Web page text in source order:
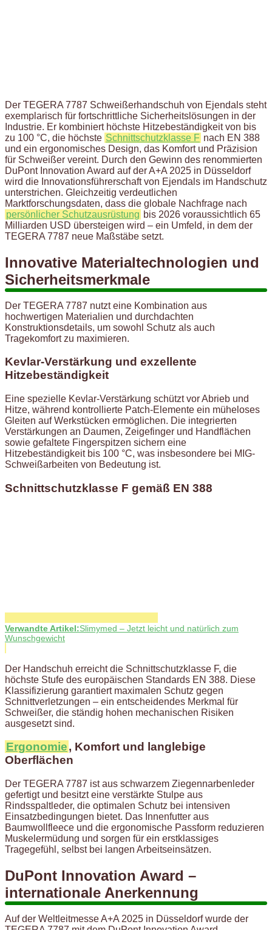
Der TEGERA 7787 Schweißerhandschuh von Ejendals steht
exemplarisch für fortschrittliche Sicherheitslösungen in der
Industrie. Er kombiniert höchste Hitzebeständigkeit von bis
zu 100 °C, die höchste Schnittschutzklasse F nach EN 388
und ein ergonomisches Design, das Komfort und Präzision
für Schweißer vereint. Durch den Gewinn des renommierten
DuPont Innovation Award auf der A+A 2025 in Düsseldorf
wird die Innovationsführerschaft von Ejendals im Handschutz
unterstrichen. Gleichzeitig verdeutlichen
Marktforschungsdaten, dass die globale Nachfrage nach
persönlicher Schutzausrüstung bis 2026 voraussichtlich 65
Milliarden USD übersteigen wird – ein Umfeld, in dem der
TEGERA 7787 neue Maßstäbe setzt.
Innovative Materialtechnologien und
Sicherheitsmerkmale
Der TEGERA 7787 nutzt eine Kombination aus
hochwertigen Materialien und durchdachten
Konstruktionsdetails, um sowohl Schutz als auch
Tragekomfort zu maximieren.
Kevlar-Verstärkung und exzellente
Hitzebeständigkeit
Eine spezielle Kevlar-Verstärkung schützt vor Abrieb und
Hitze, während kontrollierte Patch-Elemente ein müheloses
Gleiten auf Werkstücken ermöglichen. Die integrierten
Verstärkungen an Daumen, Zeigefinger und Handflächen
sowie gefaltete Fingerspitzen sichern eine
Hitzebeständigkeit bis 100 °C, was insbesondere bei MIG-
Schweißarbeiten von Bedeutung ist.
Schnittschutzklasse F gemäß EN 388
Verwandte Artikel:Slimymed – Jetzt leicht und natürlich zum
Wunschgewicht
Der Handschuh erreicht die Schnittschutzklasse F, die
höchste Stufe des europäischen Standards EN 388. Diese
Klassifizierung garantiert maximalen Schutz gegen
Schnittverletzungen – ein entscheidendes Merkmal für
Schweißer, die ständig hohen mechanischen Risiken
ausgesetzt sind.
Ergonomie, Komfort und langlebige
Oberflächen
Der TEGERA 7787 ist aus schwarzem Ziegennarbenleder
gefertigt und besitzt eine verstärkte Stulpe aus
Rindsspaltleder, die optimalen Schutz bei intensiven
Einsatzbedingungen bietet. Das Innenfutter aus
Baumwollfleece und die ergonomische Passform reduzieren
Muskelermüdung und sorgen für ein erstklassiges
Tragegefühl, selbst bei langen Arbeitseinsätzen.
DuPont Innovation Award –
internationale Anerkennung
Auf der Weltleitmesse A+A 2025 in Düsseldorf wurde der